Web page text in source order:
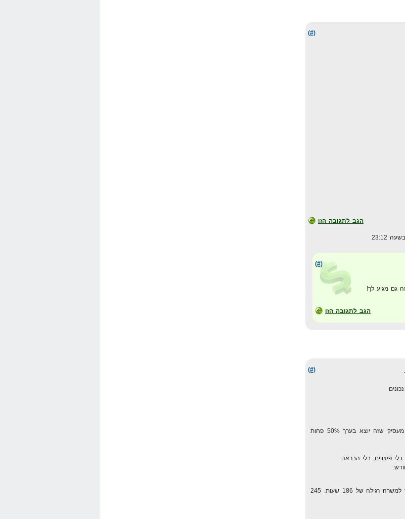
(#)
הגב לתגובה הזו
(#)
גם מגיע לך!
הגב לתגובה הזו
(#)
מורידים מזה מס הכנסה, ביטוח לאומי, ביטוח לאומי מעסיק שזה יוצא בערך 50% פחות
פיצויים, בלי הבראה.
תחלק את שעות העבודה הרבות שאתה משקיע מעבר למשרה רגילה של 186 שעות. 245